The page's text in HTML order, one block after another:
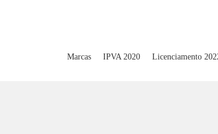
Marcas IPVA 2020 Licenciamento